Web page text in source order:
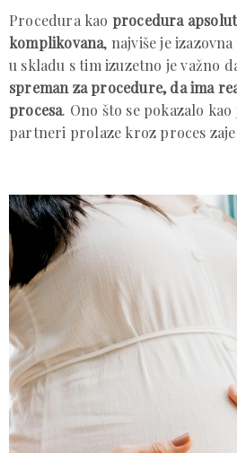
Procedura kao procedura
komplikovana, najviše je
u skladu s tim izuzetno je važno
spreman za procedure, da ima
procesa. Ono što se pokazalo
partneri prolaze kroz proces